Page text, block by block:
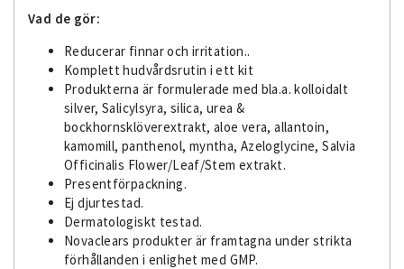
Vad de gör:
Reducerar finnar och irritation..
Komplett hudvårdsrutin i ett kit
Produkterna är formulerade med bla.a. kolloidalt
silver, Salicylsyra, silica, urea &
bockhornsklöverextrakt, aloe vera, allantoin,
kamomill, panthenol, myntha, Azeloglycine, Salvia
Officinalis Flower/Leaf/Stem extrakt.
Presentförpackning.
Ej djurtestad.
Dermatologiskt testad.
Novaclears produkter är framtagna under strikta
förhållanden i enlighet med GMP.